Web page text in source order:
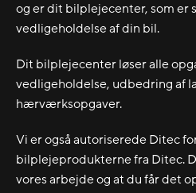
og er dit bilplejecenter, som er
vedligeholdelse af din bil.
Dit bilplejecenter løser alle
vedligeholdelse, udbedring af
hærværksopgaver.
Vi er også autoriserede Ditec
bilplejeprodukterne fra Ditec.
vores arbejde og at du får det